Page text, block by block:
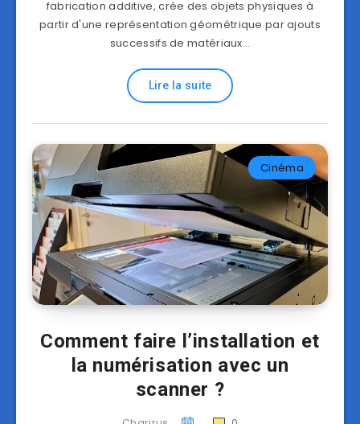
fabrication additive, crée des objets physiques à
partir d'une représentation géométrique par ajouts
successifs de matériaux…
Lire la suite
Cinéma
Comment faire l’installation et
la numérisation avec un
scanner ?